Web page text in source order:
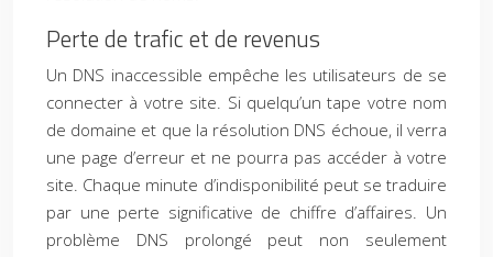
Perte de trafic et de revenus
Un DNS inaccessible empêche les utilisateurs de se
connecter à votre site. Si quelqu’un tape votre nom
de domaine et que la résolution DNS échoue, il verra
une page d’erreur et ne pourra pas accéder à votre
site. Chaque minute d’indisponibilité peut se traduire
par une perte significative de chiffre d’affaires. Un
problème DNS prolongé peut non seulement